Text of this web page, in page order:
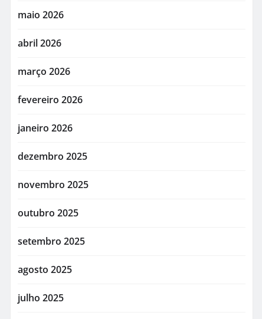
maio 2026
abril 2026
março 2026
fevereiro 2026
janeiro 2026
dezembro 2025
novembro 2025
outubro 2025
setembro 2025
agosto 2025
julho 2025